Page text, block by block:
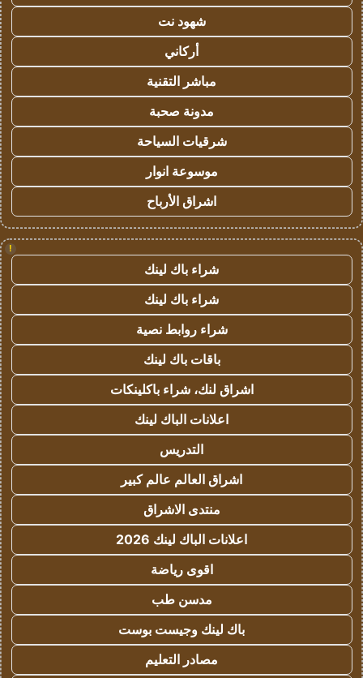
شهود نت
أركاني
مباشر التقنية
مدونة صحبة
شرقيات السياحة
موسوعة انوار
اشراق الأرباح
!
شراء باك لينك
شراء باك لينك
شراء روابط نصية
باقات باك لينك
اشراق لنك، شراء باكلينكات
اعلانات الباك لينك
التدريس
اشراق العالم عالم كبير
منتدى الاشراق
اعلانات الباك لينك 2026
اقوى رياضة
مدسن طب
باك لينك وجيست بوست
مصادر التعليم